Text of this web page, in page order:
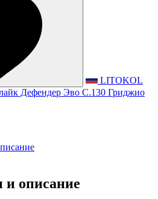
LITOKOL
Дефендер Эво С.130 Гриджио
и описание